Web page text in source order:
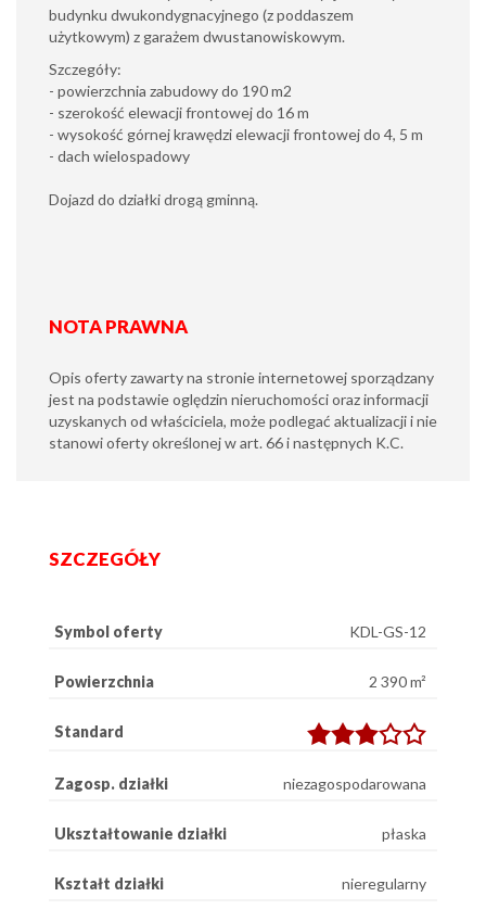
budynku dwukondygnacyjnego (z poddaszem
użytkowym) z garażem dwustanowiskowym.
Szczegóły:
- powierzchnia zabudowy do 190 m2
- szerokość elewacji frontowej do 16 m
- wysokość górnej krawędzi elewacji frontowej do 4, 5 m
- dach wielospadowy
Dojazd do działki drogą gminną.
NOTA PRAWNA
Opis oferty zawarty na stronie internetowej sporządzany
jest na podstawie oględzin nieruchomości oraz informacji
uzyskanych od właściciela, może podlegać aktualizacji i nie
stanowi oferty określonej w art. 66 i następnych K.C.
SZCZEGÓŁY
Symbol oferty KDL-GS-12
Powierzchnia 2 390 m²
Standard
Zagosp. działki niezagospodarowana
Ukształtowanie działki płaska
Kształt działki nieregularny